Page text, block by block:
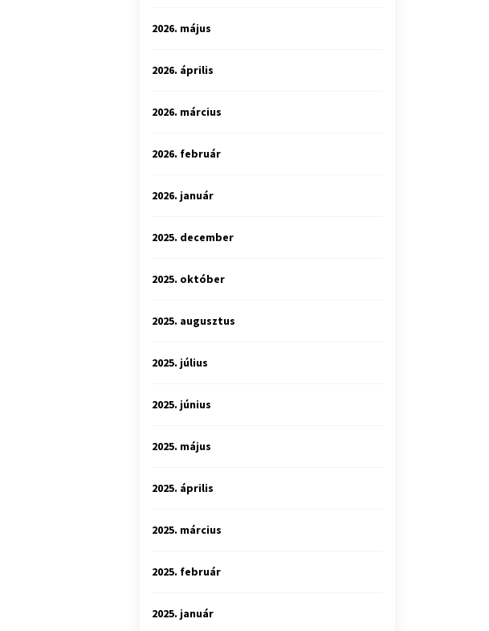
2026. május
2026. április
2026. március
2026. február
2026. január
2025. december
2025. október
2025. augusztus
2025. július
2025. június
2025. május
2025. április
2025. március
2025. február
2025. január